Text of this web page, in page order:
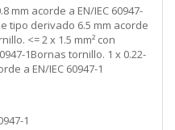
mm acorde a EN/IEC 60947-
tipo derivado 6.5 mm acorde
<= 2 x 1.5 mm² con
1Bornas tornillo. 1 x 0.22-
a EN/IEC 60947-1
1